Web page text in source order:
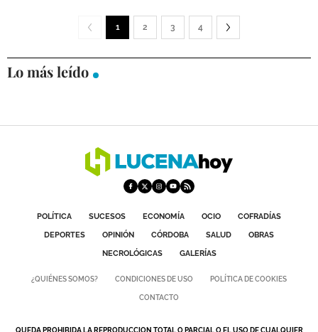
1 2 3 4
Lo más leído
POLÍTICA SUCESOS ECONOMÍA OCIO
COFRADÍAS
DEPORTES
OPINIÓN CÓRDOBA SALUD
OBRAS
NECROLÓGICAS
GALERÍAS
¿QUIÉNES SOMOS? CONDICIONES DE USO POLÍTICA DE COOKIES
CONTACTO
QUEDA PROHIBIDA LA REPRODUCCION TOTAL O PARCIAL O EL USO DE CUALQUIER